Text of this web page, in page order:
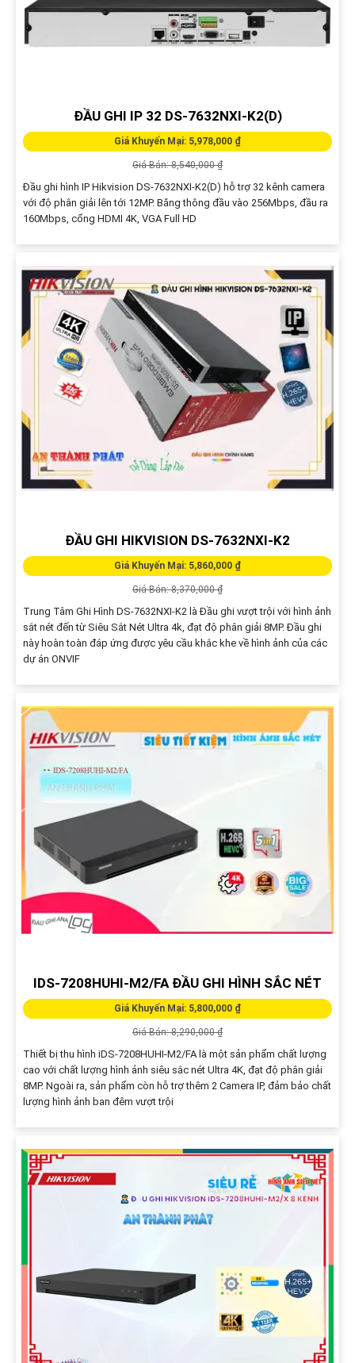
ĐẦU GHI IP 32 DS-7632NXI-K2(D)
Giá Khuyến Mại: 5,978,000 ₫
Giá Bán: 8,540,000 ₫
Đầu ghi hình IP Hikvision DS-7632NXI-K2(D) hỗ trợ 32 kênh camera
với độ phân giải lên tới 12MP. Băng thông đầu vào 256Mbps, đầu ra
160Mbps, cổng HDMI 4K, VGA Full HD
ĐẦU GHI HIKVISION DS-7632NXI-K2
Giá Khuyến Mại: 5,860,000 ₫
Giá Bán: 8,370,000 ₫
Trung Tâm Ghi Hình DS-7632NXI-K2 là Đầu ghi vượt trội với hình ảnh
sắt nét đến từ Siêu Sắt Nét Ultra 4k, đạt độ phân giải 8MP. Đầu ghi
này hoàn toàn đáp ứng được yêu cầu khắc khe về hình ảnh của các
dự án ONVIF
IDS-7208HUHI-M2/FA ĐẦU GHI HÌNH SẮC NÉT
Giá Khuyến Mại: 5,800,000 ₫
Giá Bán: 8,290,000 ₫
Thiết bị thu hình iDS-7208HUHI-M2/FA là một sản phẩm chất lượng
cao với chất lượng hình ảnh siêu sắc nét Ultra 4K, đạt độ phân giải
8MP. Ngoài ra, sản phẩm còn hỗ trợ thêm 2 Camera IP, đảm bảo chất
lượng hình ảnh ban đêm vượt trội